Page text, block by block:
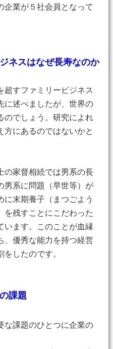
企業が５社会員となって
ネスはなぜ長寿なのか
超すファミリービジネス
に述べましたが、世界の
のでしょう。研究によれ
方にあるのではないかと
の家督相続では男系の長
男系に問題（早世等）が
に末期養子（まつごよう
を残すことにこだわった
います。このことが血縁
、優秀な能力を持つ経営
したのです。
課題
課題のひとつに企業の